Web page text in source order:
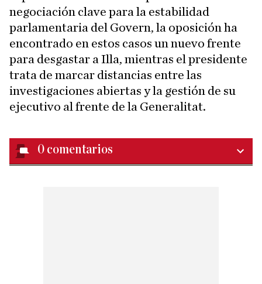
negociación clave para la estabilidad
parlamentaria del Govern, la oposición ha
encontrado en estos casos un nuevo frente
para desgastar a Illa, mientras el presidente
trata de marcar distancias entre las
investigaciones abiertas y la gestión de su
ejecutivo al frente de la Generalitat.
0 comentarios